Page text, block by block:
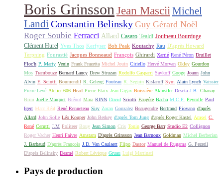
Boris Grinsson Jean Mascii Michel
Landi Constantin Belinsky Guy Gérard Noël
Roger Soubie Ferracci Allard Casaro Tealdi Jouineau Bourduge
Clément Hurel Yves Thos Kerfyser Bob Peak Koutachy Rau D'après Howard
Terpning Fourastié Jacques Bonneaud François Ghirardi Xarrié René Péron Druillet
Floc'h P. Marty Venin Frank Frazetta Michel Jouin Ciriello Hervé Morvan Okley Gourdon
Mos Trambouze Bernard Lancy Drew Struzan Rodolfo Gasparri Savkoff Googe Joann John
Alvin E. Sciotti Boumendil R. Geleng Fouteau R. Seguin Kislaroff Sym Alain Lynch Vaissier
Pierre Levé Atelier 606 Head Pierre Etaix Jean Gigax Boissière Akinstler Deseta J.B.
Chanay
Brini Joëlle Marquet Brénot Mara RINN David Sciotti Faugère Bacha M.C.P. Peyrolle Paul
Igert Marc Réal René Renneteau Siry Zoran Gonzalez Beaugendre Bertrand Piovano d'après
Allard John Solie Léo Kouper John Berkey d'après Tom Jung d'après Roger Kastel Amsel C.
René Cerutti J.M Politeer Bouy Jean Simon Cris Tonin George Barr Studio E2 Collignon
Roger Vacher Henri Faivre Arnstam D'après Grinsson Jean Barnoux Goldman Michel Berberian
J. Barbaud D'après François J.D. Van Caulaert Flipo Dastor Manuel de Rugama G. Pezeril
D'après Belinsky Desmé Robert Lévèque Gruau Luigi Martinati
Pays de production